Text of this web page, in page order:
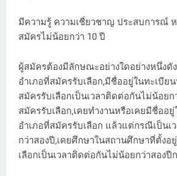
มีความรู้ ความเชี่ยวชาญ ประสบการณ์
สมัครไม่น้อยกว่า 10 ปี
ผู้สมัครต้องมีลักษณะอย่างใดอย่างหนึ่งดั
อำเภอที่สมัครรับเลือก,มีชื่ออยู่ในทะเบีย
สมัครรับเลือกเป็นเวลาติดต่อกันไม่น้อย
สมัครรับเลือก,เคยทำงานหรือเคยมีชื่ออ
อำเภอที่สมัครรับเลือก แล้วแต่กรณีเป็น
กว่าสองปี,เคยศึกษาในสถานศึกษาที่ตั้งอ
เลือกเป็นเวลาติดต่อกันไม่น้อยกว่าสองปี